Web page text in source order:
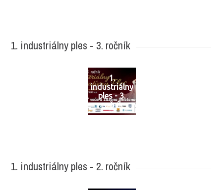
1. industriálny ples - 3. ročník
1.
industriálny
ples - 3.
ročník
1. industriálny ples - 2. ročník